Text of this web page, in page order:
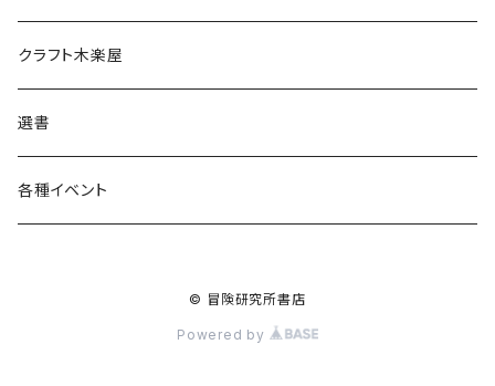
食料品
その他
書籍
ウェア
クラフト木楽屋
選書
各種イベント
© 冒険研究所書店
Powered by